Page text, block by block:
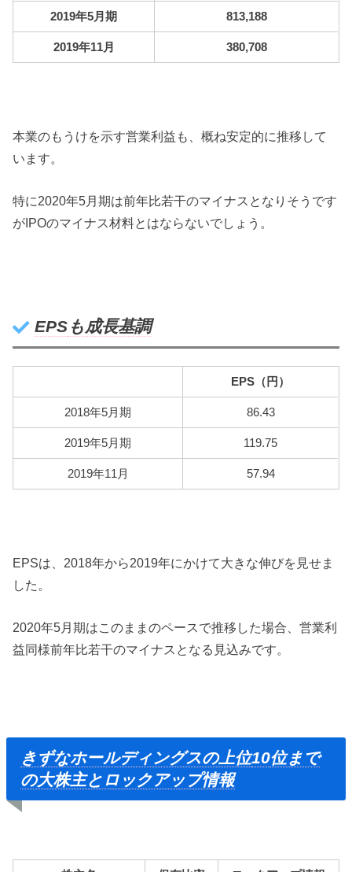
2019年5月期 813,188
2019年11月 380,708
本業のもうけを示す営業利益も、概ね安定的に推移して
います。
特に2020年5月期は前年比若干のマイナスとなりそうです
がIPOのマイナス材料とはならないでしょう。
EPS も成長基調
EPS （円）
2018年5月期 86.43
2019年5月期 119.75
2019年11月 57.94
EPSは、2018年から2019年にかけて大きな伸びを見せま
した。
2020年5月期はこのままのペースで推移した場合、営業利
益同様前年比若干のマイナスとなる見込みです。
きずなホールディングスの上位10位まで
の大株主とロックアップ情報